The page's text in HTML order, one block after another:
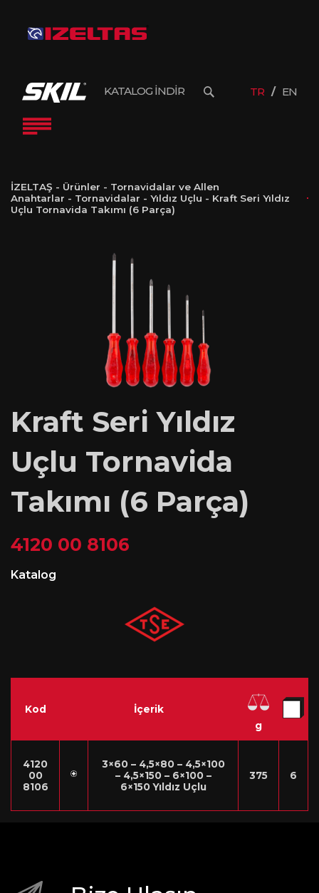
KATALOG İNDİR TR EN
İZELTAŞ - Ürünler - Tornavidalar ve Allen
Anahtarlar - Tornavidalar - Yıldız Uçlu - Kraft Seri Yıldız
Uçlu Tornavida Takımı (6 Parça)
Kraft Seri Yıldız
Uçlu Tornavida
Takımı (6 Parça)
4120 00 8106
Katalog
Kod
İçerik
g
4120
00
8106
3×60 – 4,5×80 – 4,5×100
– 4,5×150 – 6×100 –
6×150 Yıldız Uçlu
375 6